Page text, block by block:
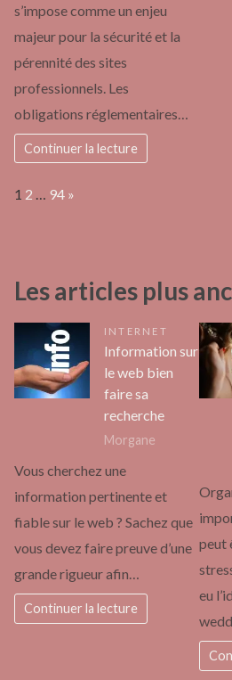
s’impose comme un enjeu
majeur pour la sécurité et la
pérennité des sites
professionnels. Les
obligations réglementaires…
Continuer la lecture
Page:
1 2 … 94 Next
»
Les articles plus
INTERNET
Information sur
le web bien
faire sa
recherche
Morgane
Vous cherchez une
information pertinente et
fiable sur le web ? Sachez que
vous devez faire preuve d’une
grande rigueur afin…
Continuer la lecture
peut
eu